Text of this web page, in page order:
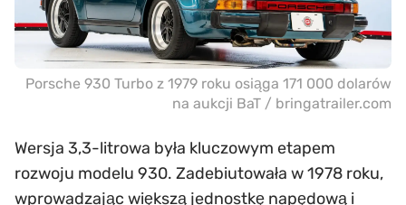
Porsche 930 Turbo z 1979 roku osiąga 171 000 dolarów
na aukcji BaT / bringatrailer.com
Wersja 3,3-litrowa była kluczowym etapem
rozwoju modelu 930. Zadebiutowała w 1978 roku,
wprowadzając większą jednostkę napędową i